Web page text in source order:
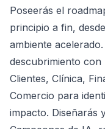
Poseerás el
principio a fin,
ambiente
descubrimiento con
Clientes, Clínica,
Comercio para
impacto. Diseñarás